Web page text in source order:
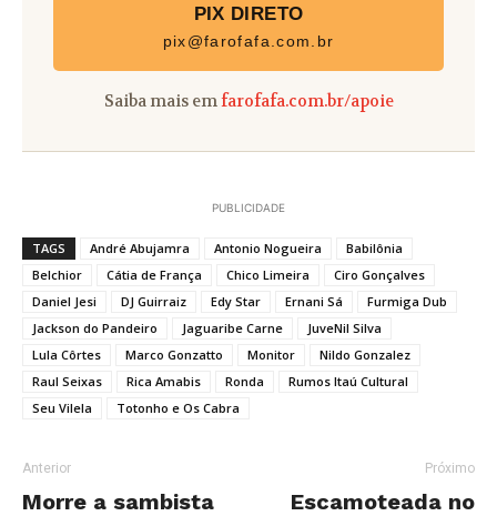
PIX DIRETO
pix@farofafa.com.br
Saiba mais emfarofafa.com.br/apoie
PUBLICIDADE
TAGS André Abujamra Antonio Nogueira
Babilônia
Belchior
Cátia de França Chico Limeira
Ciro Gonçalves
Daniel Jesi
DJ Guirraiz Edy Star Ernani Sá
Furmiga Dub
Jackson do Pandeiro
Jaguaribe Carne
JuveNil Silva
Lula Côrtes
Marco Gonzatto Monitor
Nildo Gonzalez
Raul Seixas
Rica Amabis Ronda
Rumos Itaú Cultural
Seu Vilela
Totonho e Os Cabra
Anterior
Morre a sambista
Próximo
Escamoteada no